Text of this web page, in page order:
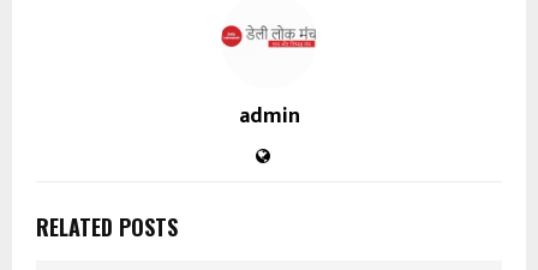
admin
RELATED POSTS